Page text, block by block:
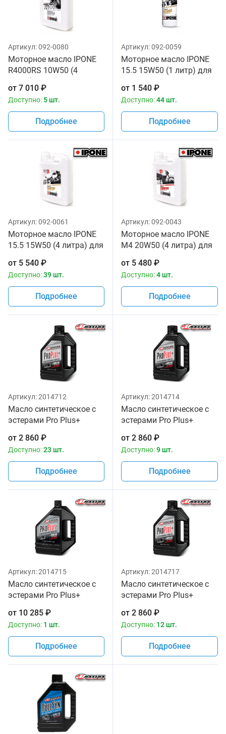
Артикул:092-0080
Моторное масло IPONE
R4000RS 10W50 (4
литра) для мотоциклов
от 7 010 ₽
Доступно: 5 шт.
Подробнее
Артикул:092-0059
Моторное масло IPONE
15.5 15W50 (1 литр) для
от 1 540 ₽
Доступно:44 шт.
Подробнее
Артикул:092-0061
Моторное масло IPONE
15.5 15W50 (4 литра) для
от 5 540 ₽
Доступно:39 шт.
Подробнее
Артикул:092-0043
Моторное масло IPONE
M4 20W50 (4 литра) для
от 5 480 ₽
Доступно:4 шт.
Подробнее
Артикул:2014712
Масло синтетическое с
эстерами Pro Plus+
от 2 860 ₽
Доступно:23 шт.
Подробнее
Артикул:2014714
Масло синтетическое с
эстерами Pro Plus+
от 2 860 ₽
Доступно:9 шт.
Подробнее
Артикул:2014715
Масло синтетическое с
эстерами Pro Plus+
от 10 285 ₽
Доступно: 1 шт.
Подробнее
Артикул:2014717
Масло синтетическое с
эстерами Pro Plus+
от 2 860 ₽
Доступно: 12 шт.
Подробнее